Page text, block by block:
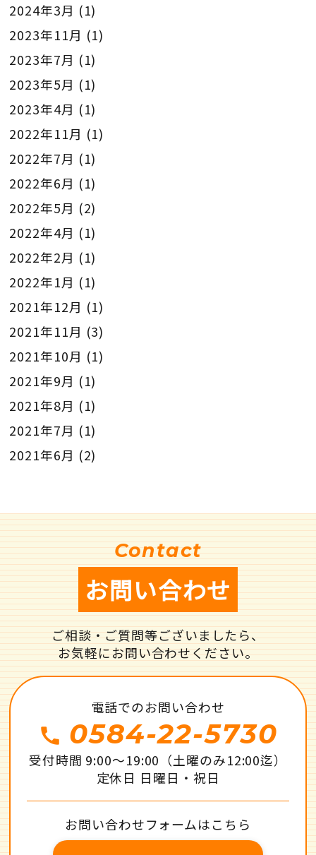
2024年3月 (1)
2023年11月 (1)
2023年7月 (1)
2023年5月 (1)
2023年4月 (1)
2022年11月 (1)
2022年7月 (1)
2022年6月 (1)
2022年5月 (2)
2022年4月 (1)
2022年2月 (1)
2022年1月 (1)
2021年12月 (1)
2021年11月 (3)
2021年10月 (1)
2021年9月 (1)
2021年8月 (1)
2021年7月 (1)
2021年6月 (2)
Contact
お問い合わせ
ご相談・ご質問等ございましたら、
お気軽にお問い合わせください。
電話でのお問い合わせ
call 0584-22-5730
受付時間 9:00～19:00（土曜のみ12:00迄）
定休日 日曜日・祝日
お問い合わせフォームはこちら